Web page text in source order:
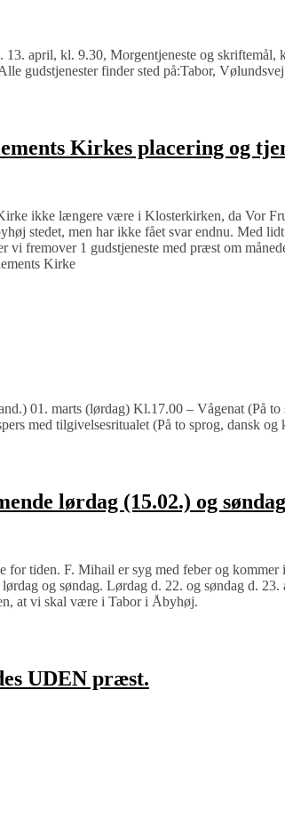
april, kl. 9.30, Morgentjeneste og skriftemål,
gudstjenester finder sted på:Tabor,
Kirkes placering og
ikke længere være i Klosterkirken, da Vor
stedet, men har ikke fået svar endnu. Med
vi fremover 1 gudstjeneste med præst om
Kirke
01. marts (lørdag) Kl.17.00 – Vågenat (På to
med tilgivelsesritualet (På to sprog, dansk og
lørdag (15.02.) og
for tiden. F. Mihail er syg med feber og
og søndag. Lørdag d. 22. og søndag d. 23.
at vi skal være i Tabor i Åbyhøj.
UDEN præst.